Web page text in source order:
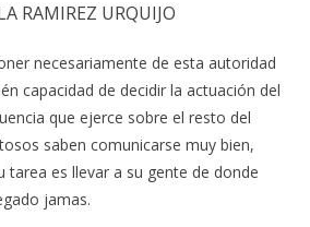
RAMIREZ URQUIJO
necesariamente de esta autoridad
capacidad de decidir la actuación del
que ejerce sobre el resto del
saben comunicarse muy bien,
tarea es llevar a su gente de donde
jamas.